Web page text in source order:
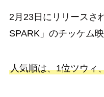
2月23日にリリースさ
SPARK」のチッケム映
人気順は、1位ツウィ